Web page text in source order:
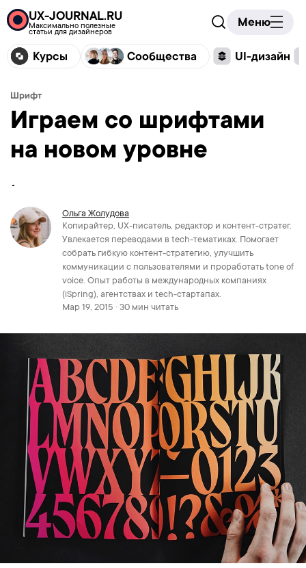
UX-JOURNAL.RU
Максимально полезные
статьи для дизайнеров
Меню
Курсы Сообщества UI-дизайн
Шрифт
Играем со шрифтами
на новом уровне
Ольга Жолудова
Копирайтер, UX-писатель, редактор и контент-стратег.
Увлекается переводами в tech-тематиках. Помогает
собрать гибкую контент-стратегию, улучшить
коммуникации с пользователями и проработать tone of
voice. Опыт работы в международных компаниях
(iSpring), агентствах и tech-стартапах.
Мар 19, 2015 · 30 мин читать